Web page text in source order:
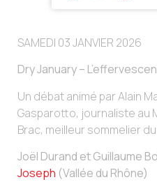
SAMEDI 03 JANVIER 2026
Dry January –
Un débat animé par Alain
Gasparotto, journaliste au
Brac, meilleur sommelier
Joël Durand et Guillaume
Joseph (Vallée du Rhône)